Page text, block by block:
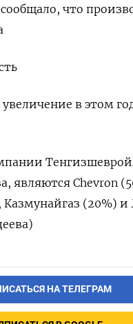
что
в этом
являются Chevron
Казмунайгаз (20%) и
НА ТЕЛЕГРАМ